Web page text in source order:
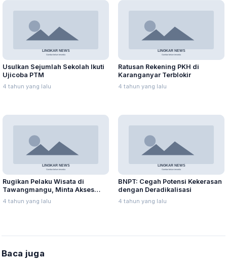
Usulkan Sejumlah Sekolah Ikuti
Ujicoba PTM
4 tahun yang lalu
Ratusan Rekening PKH di
Karanganyar Terblokir
4 tahun yang lalu
Rugikan Pelaku Wisata di
Tawangmangu, Minta Akses
Jalan Tak Ditutup Total
4 tahun yang lalu
BNPT: Cegah Potensi Kekerasan
dengan Deradikalisasi
4 tahun yang lalu
Baca juga